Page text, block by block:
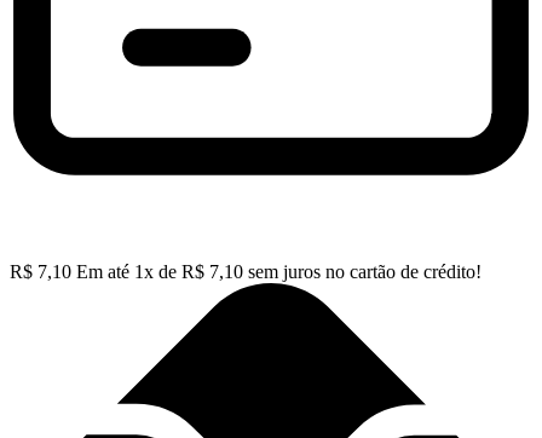
R$ 7,10 Em até 1x de R$ 7,10 sem juros no cartão de crédito!